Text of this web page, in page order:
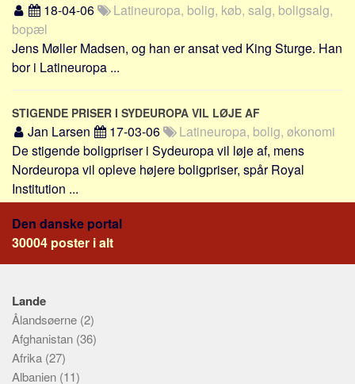
Transport
Alle
Aspekter
Køb og salg
Økonomi
Jura og regler
Skatter og afgifter
Statistik
Alle
Meta
Dokumenttyper
Emner
Skribenter
Personer
18-04-06
Latineuropa, bolig, køb, salg, boligsalg,
bopæl
Jens Møller Madsen, og han er ansat ved King Sturge. Han
bor i Latineuropa ...
STIGENDE PRISER I SYDEUROPA VIL LØJE AF
Jan Larsen 17-03-06
Latineuropa, bolig, økonomi
De stigende boligpriser i Sydeuropa vil løje af, mens
Nordeuropa vil opleve højere boligpriser, spår Royal
Institution ...
Den danske portal
30004 poster i alt
Lande
Ålandsøerne (2)
Afghanistan (36)
Afrika (27)
Albanien (11)